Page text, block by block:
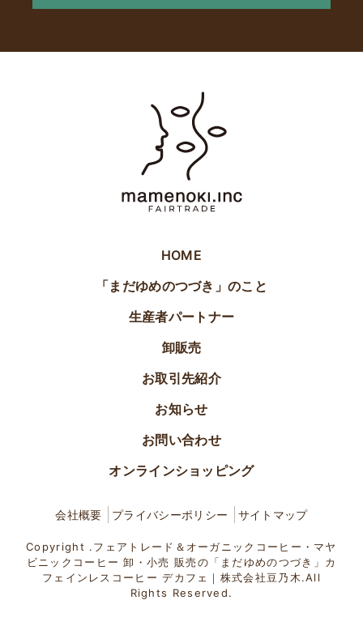
HOME
「まだゆめのつづき」のこと
生産者パートナー
卸販売
お取引先紹介
お知らせ
お問い合わせ
オンラインショッピング
会社概要 プライバシーポリシー サイトマップ
Copyright .フェアトレード＆オーガニックコーヒー・マヤ
ビニックコーヒー 卸・小売 販売の「まだゆめのつづき」カ
フェインレスコーヒー デカフェ｜株式会社豆乃木.All
Rights Reserved.